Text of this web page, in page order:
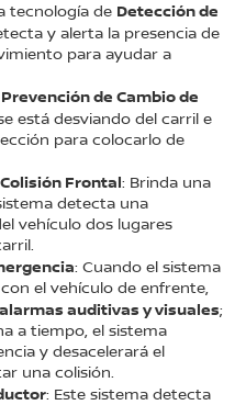
tecnología de Detección de
y alerta la presencia de
para ayudar a
de Cambio de
está desviando del carril e
para colocarlo de
Frontal: Brinda una
detecta una
vehículo dos lugares
: Cuando el sistema
el vehículo de enfrente,
alarmas auditivas y visuales;
a tiempo, el sistema
y desacelerará el
una colisión.
: Este sistema detecta